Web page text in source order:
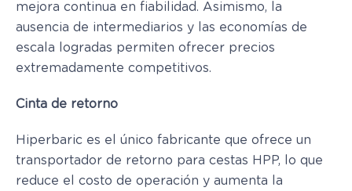
mejora continua en fiabilidad. Asimismo, la
ausencia de intermediarios y las economías de
escala logradas permiten ofrecer precios
extremadamente competitivos.
Cinta de retorno
Hiperbaric es el único fabricante que ofrece un
transportador de retorno para cestas HPP, lo que
reduce el costo de operación y aumenta la